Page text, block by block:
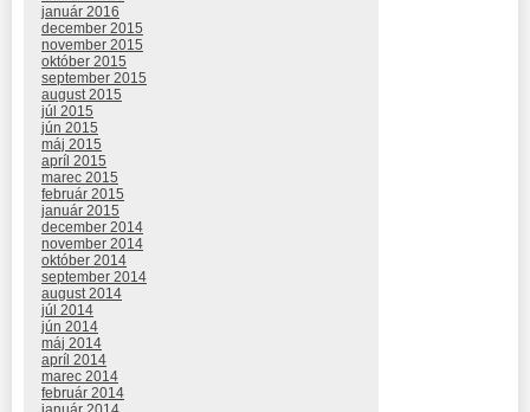
január 2016
december 2015
november 2015
október 2015
september 2015
august 2015
júl 2015
jún 2015
máj 2015
apríl 2015
marec 2015
február 2015
január 2015
december 2014
november 2014
október 2014
september 2014
august 2014
júl 2014
jún 2014
máj 2014
apríl 2014
marec 2014
február 2014